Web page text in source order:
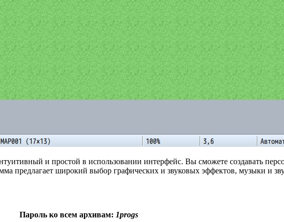
и простой в использовании интерфейс. Вы сможете создавать
предлагает широкий выбор графических и звуковых эффектов, музыки и
Пароль ко всем архивам: 1progs